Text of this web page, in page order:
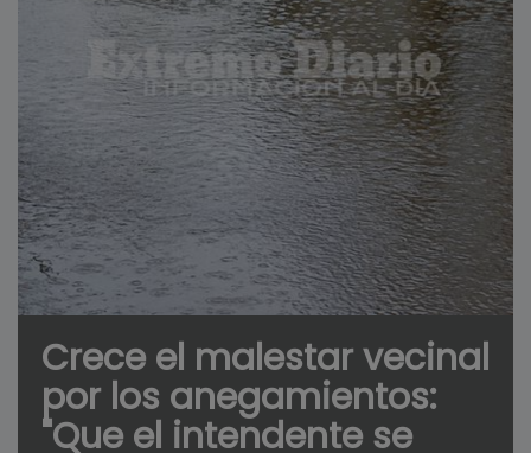
Crece el malestar vecinal
por los anegamientos:
"Que el intendente se